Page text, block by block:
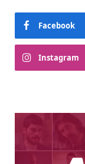
Facebook
Instagram